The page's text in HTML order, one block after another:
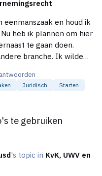
en houd ik
te gaan doen.
branche. Ik wilde
activiteiten een BV op
niet extreem. Wat de
dat deze zo hoog zal
Juridisch Starten
te gebruiken
's topic in KvK, UWV en